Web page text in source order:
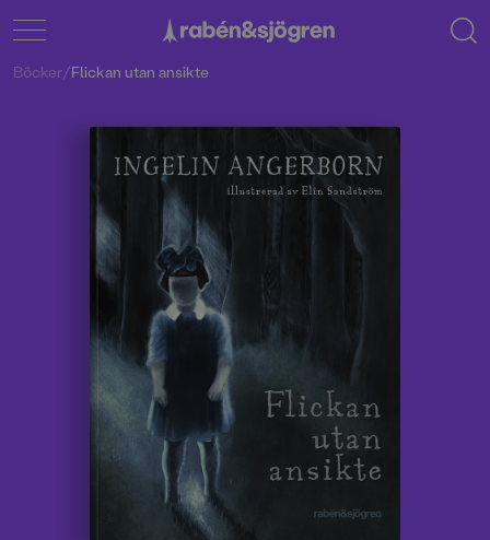
Böcker/Flickan utan ansikte